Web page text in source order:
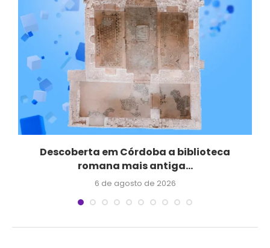
Descoberta em Córdoba a biblioteca
romana mais antiga...
6 de agosto de 2026